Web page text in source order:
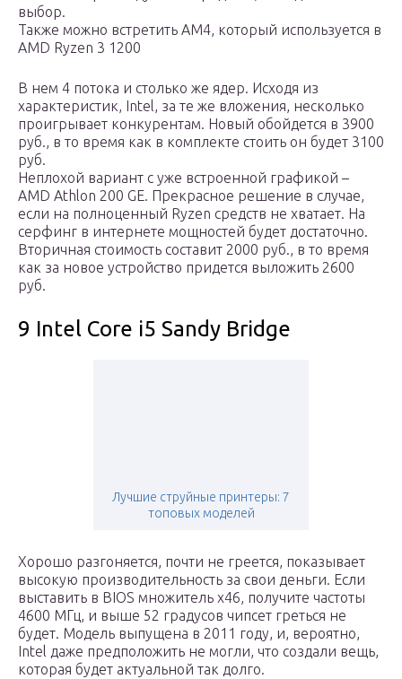
выбор.
Также можно встретить AM4, который используется в
AMD Ryzen 3 1200
В нем 4 потока и столько же ядер. Исходя из
характеристик, Intel, за те же вложения, несколько
проигрывает конкурентам. Новый обойдется в 3900
руб., в то время как в комплекте стоить он будет 3100
руб.
Неплохой вариант с уже встроенной графикой –
AMD Athlon 200 GE. Прекрасное решение в случае,
если на полноценный Ryzen средств не хватает. На
серфинг в интернете мощностей будет достаточно.
Вторичная стоимость составит 2000 руб., в то время
как за новое устройство придется выложить 2600
руб.
9 Intel Core i5 Sandy Bridge
Лучшие струйные принтеры: 7
топовых моделей
Хорошо разгоняется, почти не греется, показывает
высокую производительность за свои деньги. Если
выставить в BIOS множитель x46, получите частоты
4600 МГц, и выше 52 градусов чипсет греться не
будет. Модель выпущена в 2011 году, и, вероятно,
Intel даже предположить не могли, что создали вещь,
которая будет актуальной так долго.